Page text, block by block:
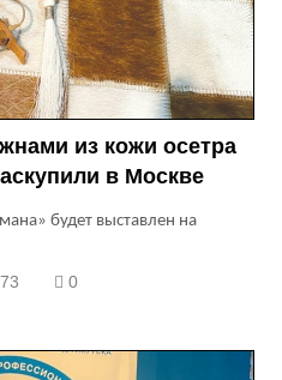
из кожи осетра
в Москве
будет выставлен на
0